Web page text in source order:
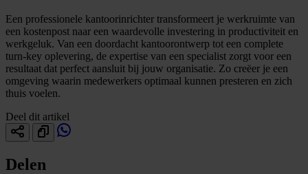
Een professionele kantoorinrichter transformeert je werkruimte van
een kostenpost naar een waardevolle investering in productiviteit en
werkgeluk. Van een doordacht kantoorontwerp tot een complete
turn-key oplevering, de expertise van een specialist zorgt voor een
resultaat dat perfect aansluit bij jouw organisatie. Zo creëer je een
omgeving waarin medewerkers optimaal kunnen presteren en zich
thuis voelen.
Deel dit artikel
Delen